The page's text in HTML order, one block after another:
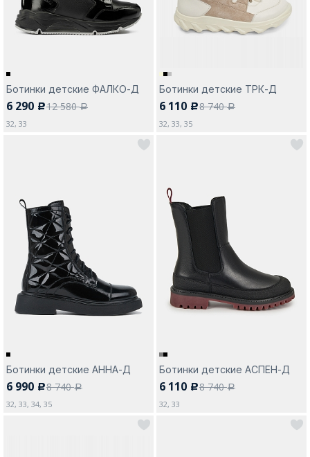
Ботинки детские ФАЛКО-Д
6 290 c12 580a
32, 33
Ботинки детские ТРК-Д
6 110 c8 740a
32, 33, 35
Ботинки детские АННА-Д
6 990 c8 740a
32, 33, 34, 35
Ботинки детские АСПЕН-Д
6 110 c8 740a
32, 33